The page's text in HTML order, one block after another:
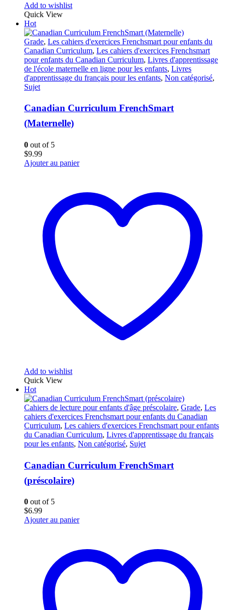
Add to wishlist
Quick View
Hot
Grade, Les cahiers d'exercices Frenchsmart pour enfants du
Canadian Curriculum, Les cahiers d'exercices Frenchsmart
pour enfants du Canadian Curriculum, Livres d'apprentissage
de l'école maternelle en ligne pour les enfants, Livres
d'apprentissage du français pour les enfants, Non catégorisé,
Sujet
Canadian Curriculum FrenchSmart
(Maternelle)
0 out of 5
$9.99
Ajouter au panier
Add to wishlist
Quick View
Hot
Cahiers de lecture pour enfants d'âge préscolaire, Grade, Les
cahiers d'exercices Frenchsmart pour enfants du Canadian
Curriculum, Les cahiers d'exercices Frenchsmart pour enfants
du Canadian Curriculum, Livres d'apprentissage du français
pour les enfants, Non catégorisé, Sujet
Canadian Curriculum FrenchSmart
(préscolaire)
0 out of 5
$6.99
Ajouter au panier